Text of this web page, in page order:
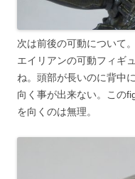
次は前後の可動について。
エイリアンの可動フィギ
ね。頭部が長いのに背中
向く事が出来ない。この
を向くのは無理。